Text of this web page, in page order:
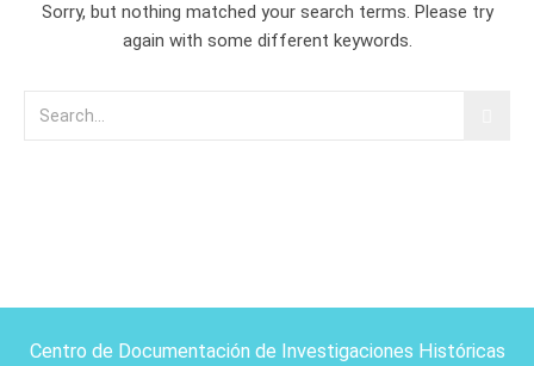
Sorry, but nothing matched your search terms. Please try
again with some different keywords.
Centro de Documentación de Investigaciones Históricas